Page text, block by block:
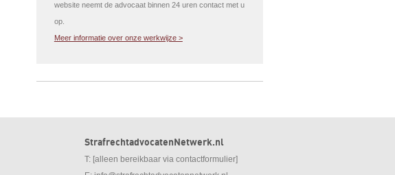
website neemt de advocaat binnen 24 uren contact met u
op.
Meer informatie over onze werkwijze >
StrafrechtadvocatenNetwerk.nl
T: [alleen bereikbaar via contactformulier]